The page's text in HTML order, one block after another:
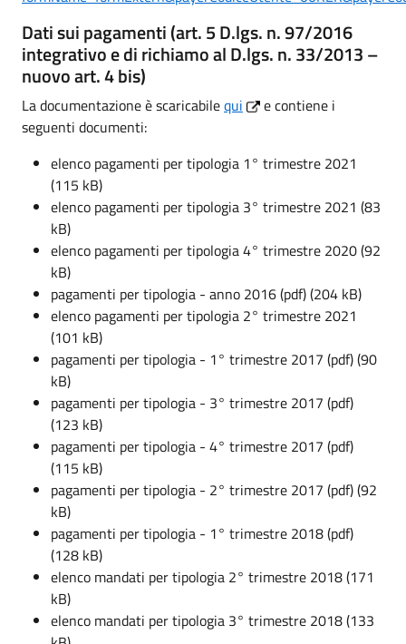
Dati sui pagamenti (art. 5 D.lgs. n. 97/2016
integrativo e di richiamo al D.lgs. n. 33/2013 –
nuovo art. 4 bis)
La documentazione è scaricabilequi
e contiene i
seguenti documenti:
elenco pagamenti per tipologia 1° trimestre 2021
(115 kB)
elenco pagamenti per tipologia 3° trimestre 2021 (83
kB)
elenco pagamenti per tipologia 4° trimestre 2020 (92
kB)
pagamenti per tipologia - anno 2016 (pdf) (204 kB)
elenco pagamenti per tipologia 2° trimestre 2021
(101 kB)
pagamenti per tipologia - 1° trimestre 2017 (pdf) (90
kB)
pagamenti per tipologia - 3° trimestre 2017 (pdf)
(123 kB)
pagamenti per tipologia - 4° trimestre 2017 (pdf)
(115 kB)
pagamenti per tipologia - 2° trimestre 2017 (pdf) (92
kB)
pagamenti per tipologia - 1° trimestre 2018 (pdf)
(128 kB)
elenco mandati per tipologia 2° trimestre 2018 (171
kB)
elenco mandati per tipologia 3° trimestre 2018 (133